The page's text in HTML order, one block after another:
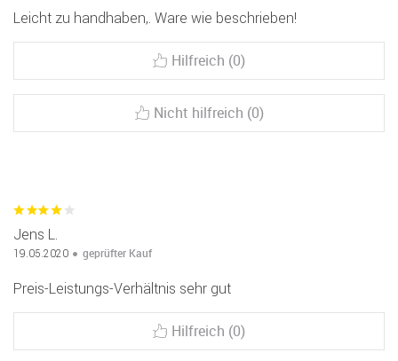
Leicht zu handhaben,. Ware wie beschrieben!
Hilfreich (0)
Nicht hilfreich (0)
Jens L.
19.05.2020 geprüfter Kauf
Preis-Leistungs-Verhältnis sehr gut
Hilfreich (0)